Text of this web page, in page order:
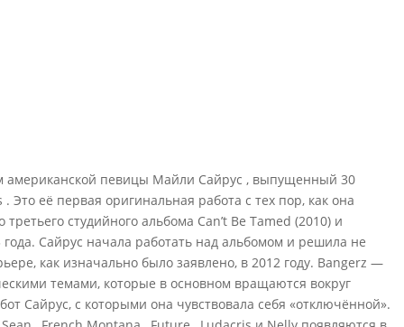
американской певицы Майли Сайрус , выпущенный 30
Это её первая оригинальная работа с тех пор, как она
студийного альбома Can’t Be Tamed (2010) и
года. Сайрус начала работать над альбомом и решила не
как изначально было заявлено, в 2012 году. Bangerz —
темами, которые в основном вращаются вокруг
Сайрус, с которыми она чувствовала себя «отключённой».